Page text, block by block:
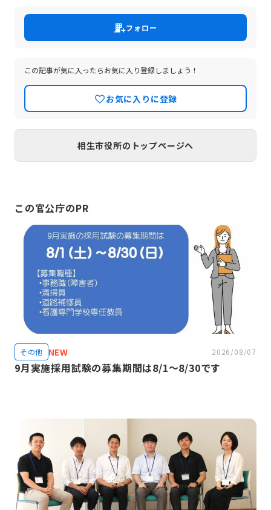
の多様化など、社会経済情勢が大きく変化しつつある中、相生市では
職員一人ひとりが、住民に身近な行政サービスの担い手として効率的
な行政運営を行うための経営感覚を身につけ、新しい時代に対応する
フォロー
この記事が気に入ったらお気に入り登録しましょう！
お気に入りに登録
相生市役所のトップページへ
この官公庁のPR
9月実施採用試験の募集期間は8/1～8/30です
その他 NEW 2026/08/07